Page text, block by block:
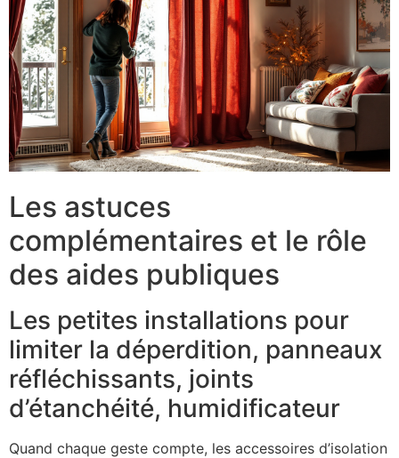
Les astuces
complémentaires et le rôle
des aides publiques
Les petites installations pour
limiter la déperdition, panneaux
réfléchissants, joints
d’étanchéité, humidificateur
Quand chaque geste compte, les accessoires d’isolation